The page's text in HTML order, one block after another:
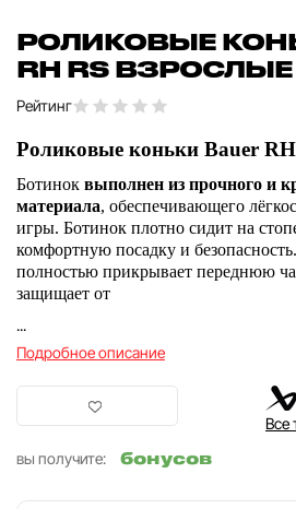
РОЛИКОВЫЕ
RH RS ВЗРОСЛЫЕ
Рейтинг
Роликовые коньки Bauer
Ботинок выполнен из прочного и
материала, обеспечивающего
игры. Ботинок плотно сидит на
комфортную посадку и
полностью прикрывает переднюю
защищает от
...
Подробное описание
Все
вы получите:
бонусов